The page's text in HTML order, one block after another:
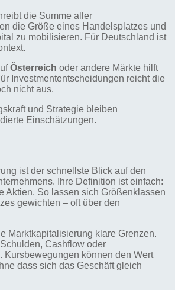
die Summe aller
die Größe eines Handelsplatzes und
zu mobilisieren. Für Deutschland ist
Österreich oder andere Märkte hilft
Investmententscheidungen reicht die
nicht aus.
und Strategie bleiben
Einschätzungen.
ist der schnellste Blick auf den
Ihre Definition ist einfach:
Aktien. So lassen sich Größenklassen
gewichten – oft über den
Marktkapitalisierung klare Grenzen.
Cashflow oder
Kursbewegungen können den Wert
dass sich das Geschäft gleich